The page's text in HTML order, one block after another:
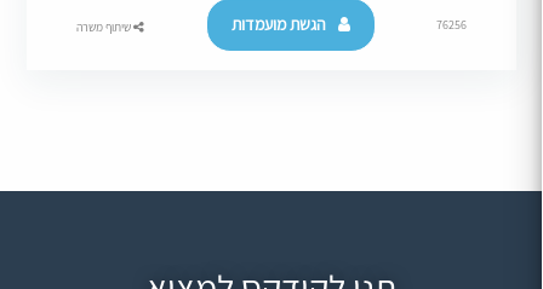
76256 הגשת מועמדות שיתוף משרה